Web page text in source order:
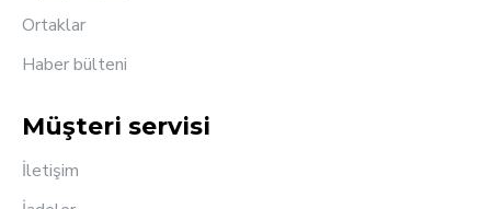
Ortaklar
Haber bülteni
Müşteri servisi
İletişim